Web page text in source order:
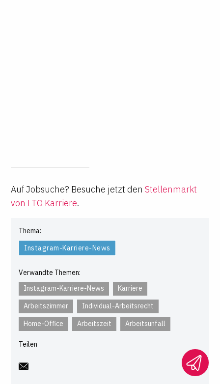
Auf Jobsuche? Besuche jetzt den Stellenmarkt
von LTO Karriere.
Thema:
Instagram-Karriere-News
Verwandte Themen:
Instagram-Karriere-News
Karriere
Arbeitszimmer
Individual-Arbeitsrecht
Home-Office
Arbeitszeit Arbeitsunfall
Teilen